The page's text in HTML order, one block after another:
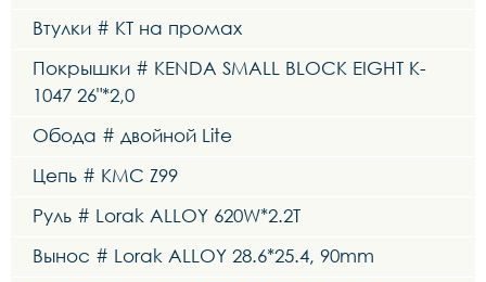
Втулки # KT на промах
Покрышки # KENDA SMALL BLOCK EIGHT K-
1047 26"*2,0
Обода # двойной Lite
Цепь # KMC Z99
Руль # Lorak ALLOY 620W*2.2T
Вынос # Lorak ALLOY 28.6*25.4, 90mm